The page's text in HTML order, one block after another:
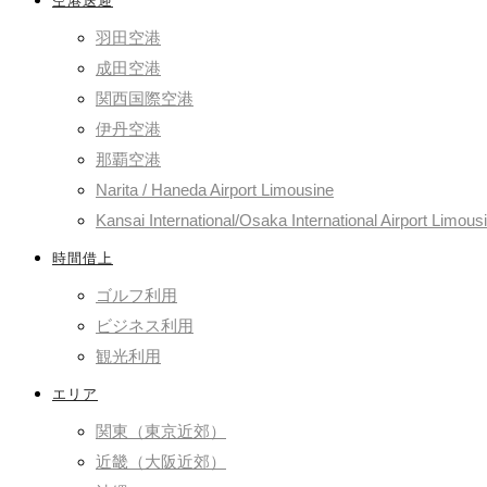
羽田空港
成田空港
関西国際空港
伊丹空港
那覇空港
Narita / Haneda Airport Limousine
Kansai International/Osaka International Airport
時間借上
ゴルフ利用
ビジネス利用
観光利用
エリア
関東（東京近郊）
近畿（大阪近郊）